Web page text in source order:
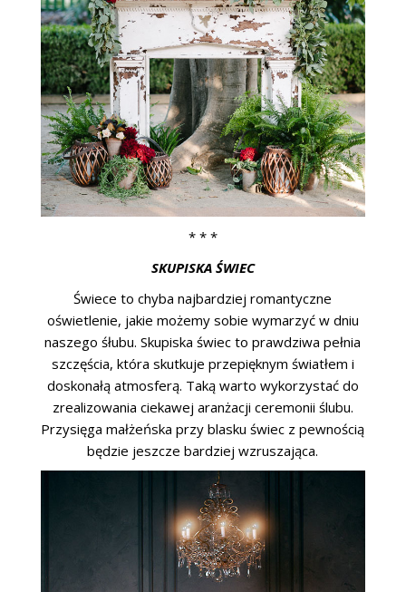
* * *
SKUPISKA ŚWIEC
Świece to chyba najbardziej romantyczne
oświetlenie, jakie możemy sobie wymarzyć w dniu
naszego śłubu. Skupiska świec to prawdziwa pełnia
szczęścia, która skutkuje przepięknym światłem i
doskonałą atmosferą. Taką warto wykorzystać do
zrealizowania ciekawej aranżacji ceremonii ślubu.
Przysięga małżeńska przy blasku świec z pewnością
będzie jeszcze bardziej wzruszająca.